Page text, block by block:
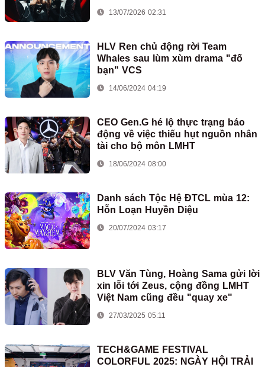
13/07/2026 02:31
HLV Ren chủ động rời Team
Whales sau lùm xùm drama "đố
bạn" VCS
14/06/2024 04:19
CEO Gen.G hé lộ thực trạng báo
động về việc thiếu hụt nguồn nhân
tài cho bộ môn LMHT
18/06/2024 08:00
Danh sách Tộc Hệ ĐTCL mùa 12:
Hỗn Loạn Huyền Diệu
20/07/2024 03:17
BLV Văn Tùng, Hoàng Sama gửi lời
xin lỗi tới Zeus, cộng đồng LMHT
Việt Nam cũng đều "quay xe"
27/03/2025 05:11
TECH&GAME FESTIVAL
COLORFUL 2025: NGÀY HỘI TRẢI